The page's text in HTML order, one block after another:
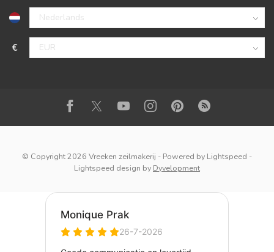
€
© Copyright 2026 Vreeken zeilmakerij - Powered by Lightspeed -
Lightspeed design by Dyvelopment